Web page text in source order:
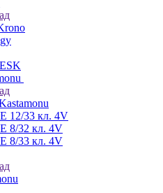
12/33 кл. 4V
8/32 кл. 4V
8/33 кл. 4V